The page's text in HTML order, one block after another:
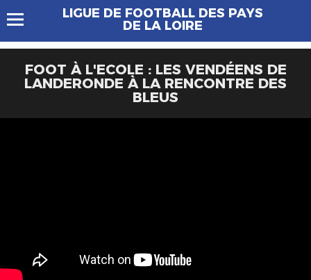
LIGUE DE FOOTBALL DES PAYS
DE LA LOIRE
FOOT À L'ECOLE : LES VENDÉENS DE
LANDERONDE À LA RENCONTRE DES
BLEUS